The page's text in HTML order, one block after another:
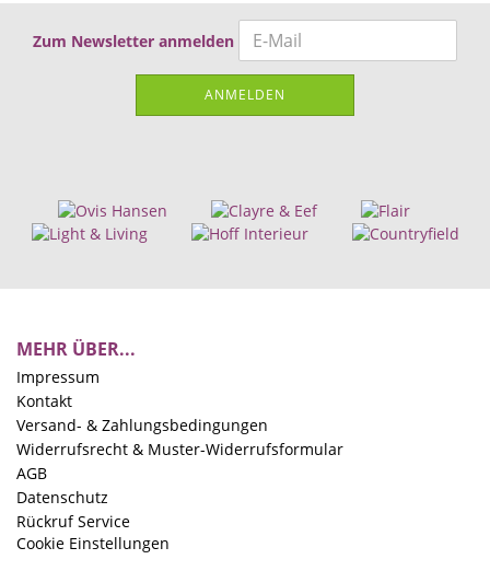
Zum Newsletter anmelden
ANMELDEN
MEHR ÜBER...
Impressum
Kontakt
Versand- & Zahlungsbedingungen
Widerrufsrecht & Muster-Widerrufsformular
AGB
Datenschutz
Rückruf Service
Cookie Einstellungen